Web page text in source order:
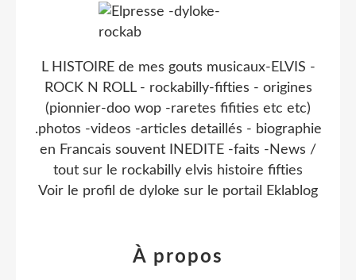
L HISTOIRE de mes gouts musicaux-ELVIS -
ROCK N ROLL - rockabilly-fifties - origines
(pionnier-doo wop -raretes fifities etc etc)
.photos -videos -articles detaillés - biographie
en Francais souvent INEDITE -faits -News /
tout sur le rockabilly elvis histoire fifties
Voir le profil de dyloke sur le portail Eklablog
À propos